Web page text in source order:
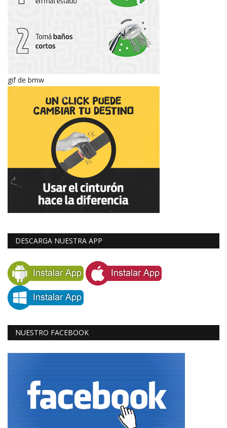
gif de bmw
DESCARGA NUESTRA APP
NUESTRO FACEBOOK